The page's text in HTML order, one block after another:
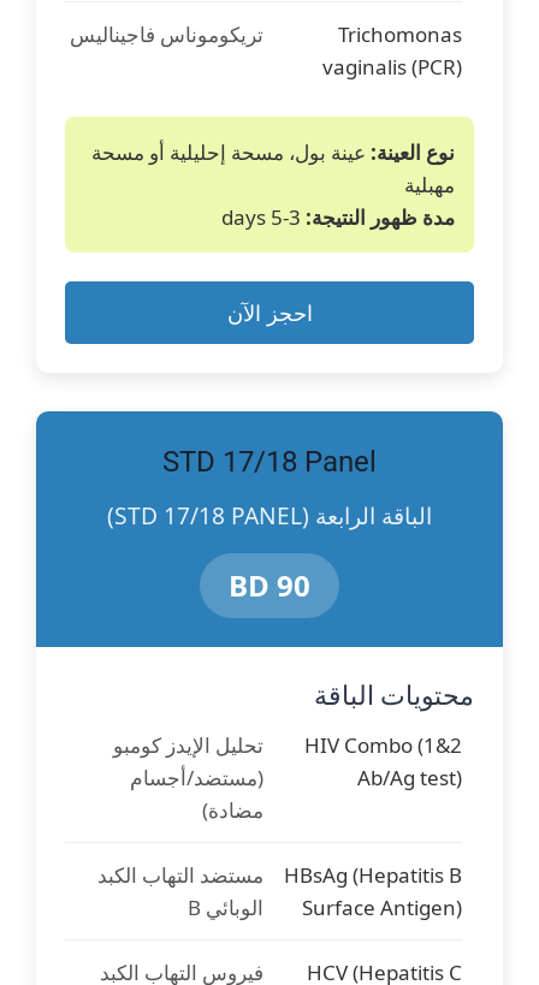
Trichomonas
vaginalis (PCR)
تريكوموناس فاجيناليس
urealyticum (PCR)
Ureaplasma parvum
(PCR)
يوريابلازما بارفوم
نيسيريا جونوريا
Virus (HSV) 1 (PCR)
النوع الأول
Herpes Simplex
Virus (HSV) 2 (PCR)
فيروس الهربس البسيط
النوع الثاني
نوع العينة: عينة بول، مسحة إحليلية أو مسحة
مهبلية
مدة ظهور النتيجة:
احجز الآن
STD 17/18 Panel
الباقة الرابعة (STD 17/18 PANEL)
90 BD
محتويات الباقة
HIV Combo (1&2
Ab/Ag test)
تحليل الإيدز كومبو
(مستضد/أجسام
مضادة)
HBsAg (Hepatitis B
Surface Antigen)
مستضد التهاب الكبد
الوبائي B
HCV (Hepatitis C فيروس التهاب الكبد